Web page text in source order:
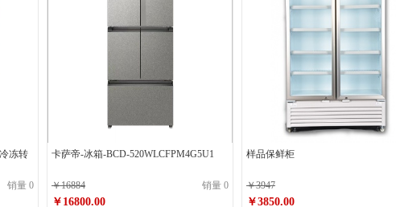
冻转
销量 0
卡萨帝-冰箱-BCD-520WLCFPM4G5U1
￥16884 销量 0
￥16800.00
样品保鲜柜
￥3947
￥3850.00